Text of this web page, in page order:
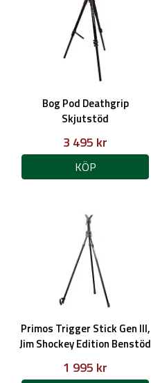
Bog Pod Deathgrip
Skjutstöd
3 495 kr
KÖP
Primos Trigger Stick Gen III,
Jim Shockey Edition Benstöd
1 995 kr